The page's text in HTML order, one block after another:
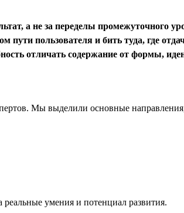
а не за переделы промежуточного
пользователя и бить туда, где
отличать содержание от формы,
Мы выделили основные
умения и потенциал развития.